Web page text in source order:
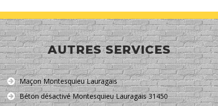
AUTRES SERVICES
Maçon Montesquieu Lauragais
Béton désactivé Montesquieu Lauragais 31450